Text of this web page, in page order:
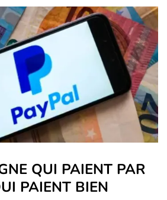
QUI PAIENT PAR
PAIENT BIEN